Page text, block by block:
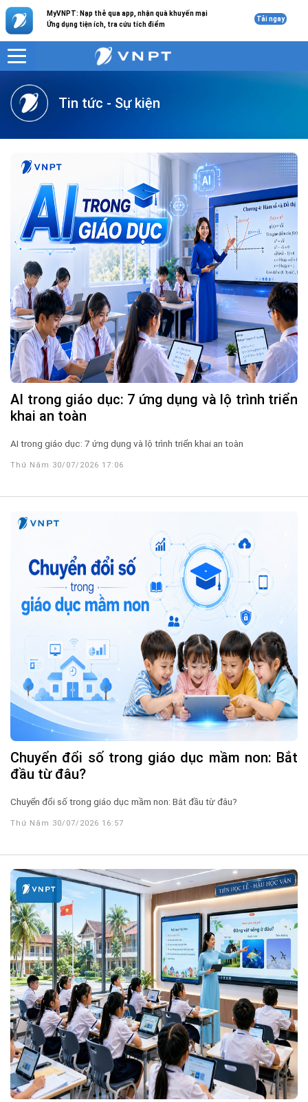
MyVNPT: Nạp thẻ qua app, nhận quà khuyến mại
Ứng dụng tiện ích, tra cứu tích điểm
Tải ngay
VNPT Doanh nghiệp Tư vấn
Tin tức - Sự kiện
AI trong giáo dục: 7 ứng dụng và lộ trình triển
khai an toàn
AI trong giáo dục: 7 ứng dụng và lộ trình triển khai an toàn
Thứ Năm 30/07/2026 17:06
Chuyển đổi số trong giáo dục mầm non: Bắt
đầu từ đâu?
Chuyển đổi số trong giáo dục mầm non: Bắt đầu từ đâu?
Thứ Năm 30/07/2026 16:57